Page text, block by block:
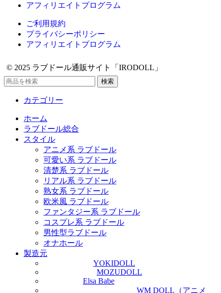
アフィリエイトプログラム
ご利用規約
プライバシーポリシー
アフィリエイトプログラム
© 2025 ラブドール通販サイト「IRODOLL」
検索
カテゴリー
ホーム
ラブドール総合
スタイル
アニメ系 ラブドール
可愛い系 ラブドール
清楚系 ラブドール
リアル系 ラブドール
熟女系 ラブドール
欧米風 ラブドール
ファンタジー系 ラブドール
コスプレ系 ラブドール
男性型ラブドール
オナホール
製造元
YOKIDOLL
MOZUDOLL
Elsa Babe
WM DOLL（アニメ